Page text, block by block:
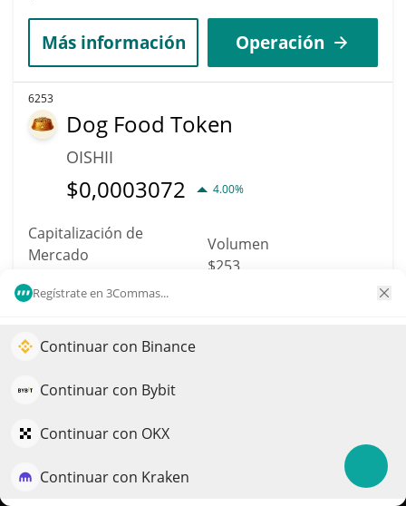
Regístrate en 3Commas...
Continuar con Binance
Continuar con Bybit
Continuar con OKX
Continuar con Kraken
Más información Operación
6253
Dog Food Token
OISHII
$0,0003072 4.00%
Capitalización de
Mercado
Volumen
$253
6255
SWOP
$0,02 37.90%
Impulse el crecimiento de su portafolio con IA
QuantPilot es una plataforma integral de estrategias donde
sus estrategias y realizan investigación de mercado
Pruébelo gratis